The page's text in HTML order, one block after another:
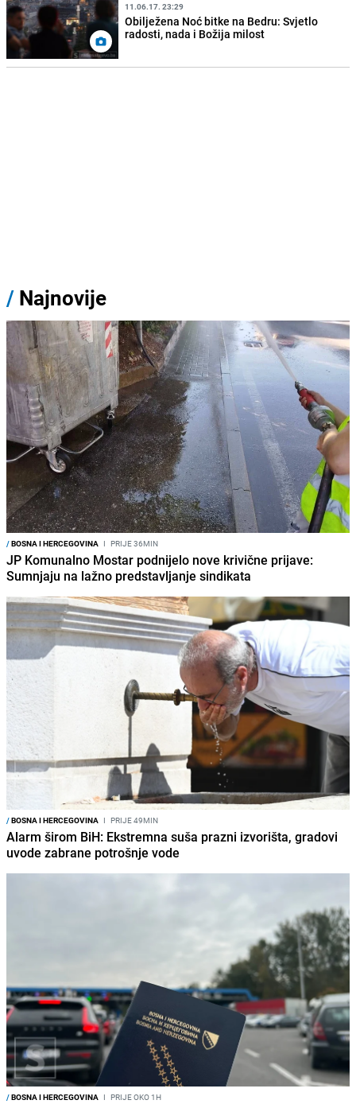
11.06.17. 23:29
Obilježena Noć bitke na Bedru: Svjetlo
radosti, nada i Božija milost
/ Najnovije
/BOSNA I HERCEGOVINA I PRIJE 36MIN
JP Komunalno Mostar podnijelo nove krivične prijave:
Sumnjaju na lažno predstavljanje sindikata
/BOSNA I HERCEGOVINA I PRIJE 49MIN
Alarm širom BiH: Ekstremna suša prazni izvorišta, gradovi
uvode zabrane potrošnje vode
/BOSNA I HERCEGOVINA I PRIJE OKO 1H